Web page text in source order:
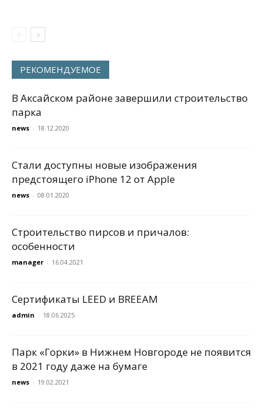
РЕКОМЕНДУЕМОЕ
В Аксайском районе завершили строительство
парка
news - 18.12.2020
Стали доступны новые изображения
предстоящего iPhone 12 от Apple
news - 08.01.2020
Строительство пирсов и причалов:
особенности
manager - 16.04.2021
Сертификаты LEED и BREEAM
admin - 18.06.2025
Парк «Горки» в Нижнем Новгороде не появится
в 2021 году даже на бумаге
news - 19.02.2021